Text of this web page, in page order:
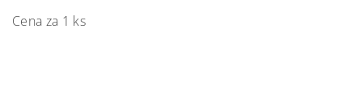
Cena za 1 ks